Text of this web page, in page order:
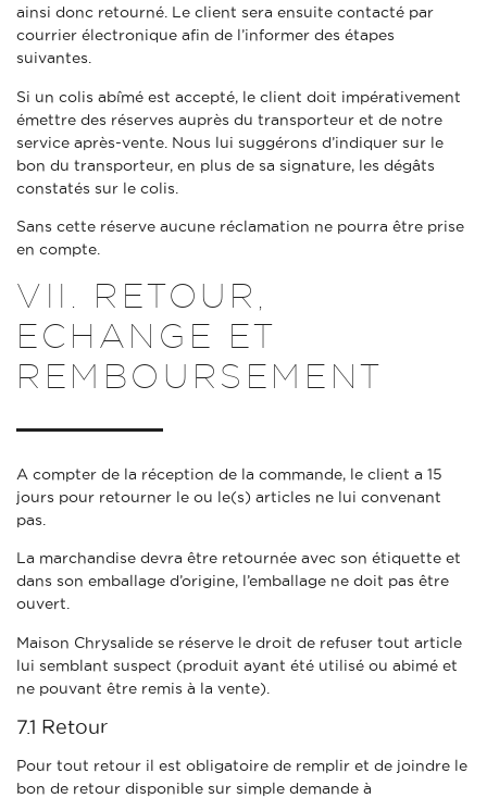
ainsi donc retourné. Le client sera ensuite contacté par
courrier électronique afin de l’informer des étapes
suivantes.
Si un colis abîmé est accepté, le client doit impérativement
émettre des réserves auprès du transporteur et de notre
service après-vente. Nous lui suggérons d’indiquer sur le
bon du transporteur, en plus de sa signature, les dégâts
constatés sur le colis.
Sans cette réserve aucune réclamation ne pourra être prise
en compte.
VII. RETOUR,
ECHANGE ET
REMBOURSEMENT
A compter de la réception de la commande, le client a 15
jours pour retourner le ou le(s) articles ne lui convenant
pas.
La marchandise devra être retournée avec son étiquette et
dans son emballage d’origine, l’emballage ne doit pas être
ouvert.
Maison Chrysalide se réserve le droit de refuser tout article
lui semblant suspect (produit ayant été utilisé ou abimé et
ne pouvant être remis à la vente).
7.1 Retour
Pour tout retour il est obligatoire de remplir et de joindre le
bon de retour disponible sur simple demande à